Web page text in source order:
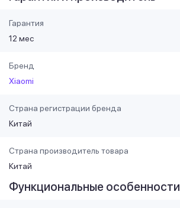
Гарантия
12 мес
Бренд
Xiaomi
Страна регистрации бренда
Китай
Страна производитель товара
Китай
Функциональные особенности